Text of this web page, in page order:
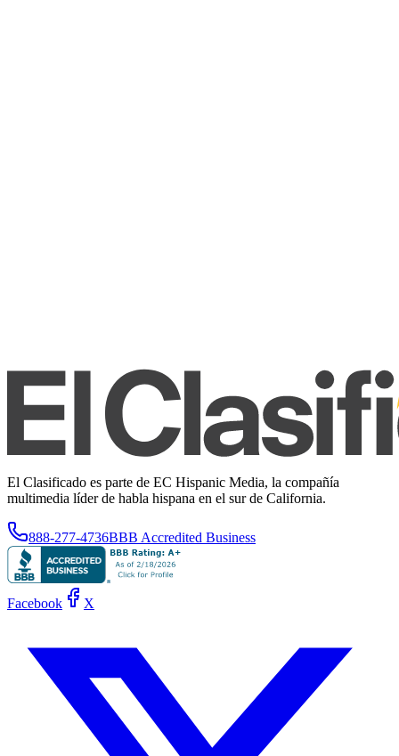
El Clasificado es parte de EC Hispanic Media, la compañía
multimedia líder de habla hispana en el sur de California.
888-277-4736BBB Accredited Business
Facebook X